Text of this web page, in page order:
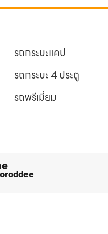
รถกระบะแคป
รถกระบะ 4 ประตู
รถพรีเมี่ยม